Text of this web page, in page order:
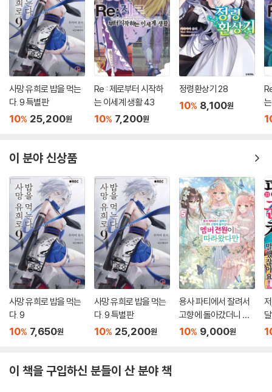
사망 유희로 밥을 먹는
다. 9 특별판
10% 25,200원
Re : 제로부터 시작하
는 이세계 생활 43
10% 7,200원
정령환상기 28
10% 8,100원
이 분야 신상품
사망 유희로 밥을 먹는
다. 9
10% 7,650원
사망 유희로 밥을 먹는
다. 9 특별판
10% 25,200원
용사 파티에서 잘려서
고향에 돌아갔더니 멤
버 전원이 따라왔다만
10% 9,000원
이 책을 구입하신 분들이 산 분야 책